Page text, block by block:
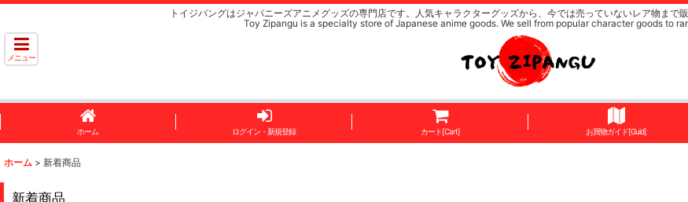
トイジパングはジャパニーズアニメグッズの専門店です。人気キャラクターグッズから、今では売っていないレア物まで
Toy Zipangu is a specialty store of Japanese anime goods. We sell from popular character goods to
メニュー
ホーム ログイン・新規登録 カート[Cart] お買物ガイド[Guid]
ホーム > 新着商品
新着商品